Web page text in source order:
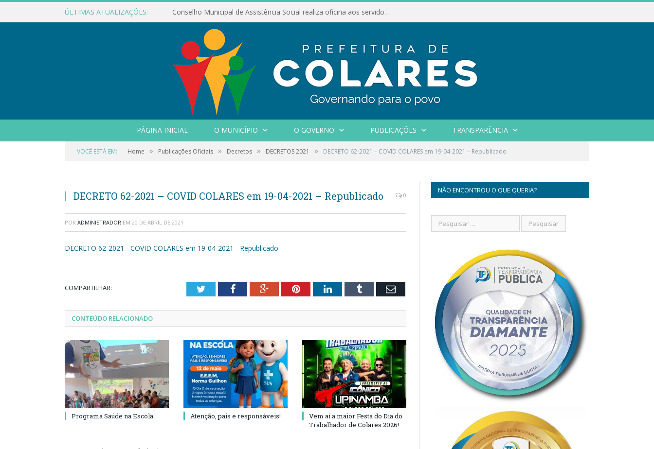
ÚLTIMAS ATUALIZAÇÕES: Conselho Municipal de Assistência Social realiza oficina aos servidores
PÁGINA INICIAL O MUNICÍPIO O GOVERNO PUBLICAÇÕES TRANSPARÊNCIA
VOCÊ ESTÁ EM: Home » Publicações Oficiais » Decretos » DECRETOS 2021 » DECRETO 62-2021 – COVID COLARES em 19-04-2021 – Republicado
DECRETO 62-2021 – COVID COLARES em 19-04-2021 – Republicado 0
POR ADMINISTRADOR EM 20 DE ABRIL DE 2021
DECRETO 62-2021 - COVID COLARES em 19-04-2021 - Republicado
COMPARTILHAR: TwitterFacebookGoogle+PinterestLinkedInTumblr Email
CONTEÚDO RELACIONADO
Programa Saúde na Escola Atenção, pais e responsáveis!
Vem aí a maior Festa do Dia do
Trabalhador de Colares 2026!
NÃO ENCONTROU O QUE QUERIA?